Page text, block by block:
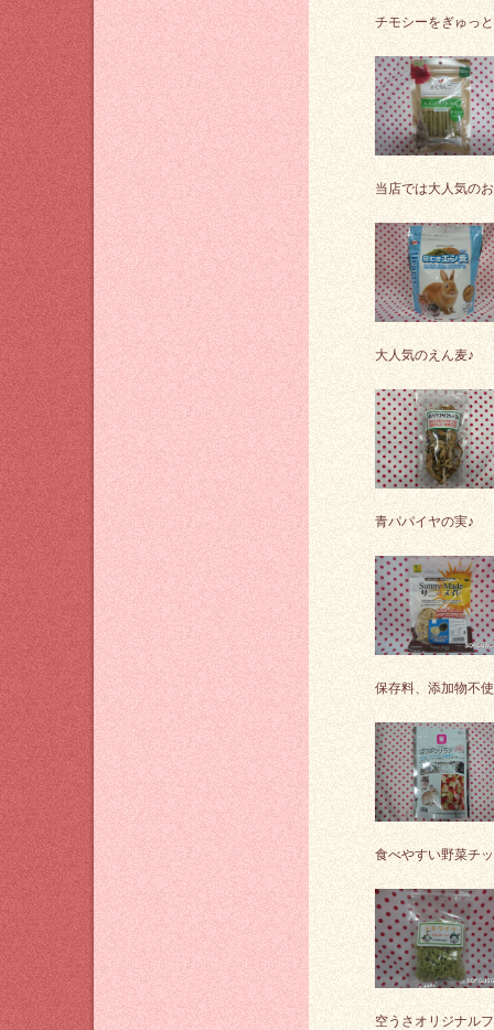
チモシーをぎゅっ
当店では大人気の
大人気のえん麦♪
青パパイヤの実♪
保存料、添加物不
食べやすい野菜チ
空うさオリジナル